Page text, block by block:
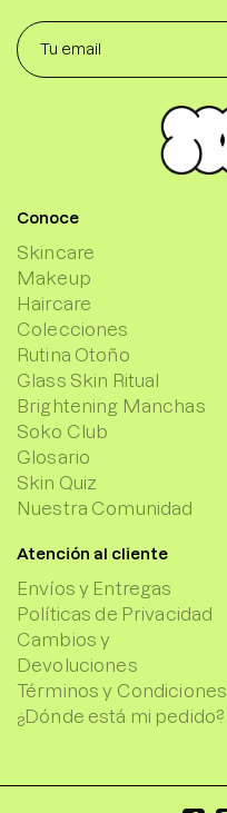
Conoce
Skincare
Makeup
Haircare
Colecciones
Rutina Otoño
Glass Skin Ritual
Brightening Manchas
Soko Club
Glosario
Skin Quiz
Nuestra Comunidad
Atención al cliente
Envíos y Entregas
Políticas de Privacidad
Cambios y
Devoluciones
Términos y Condiciones
¿Dónde está mi pedido?